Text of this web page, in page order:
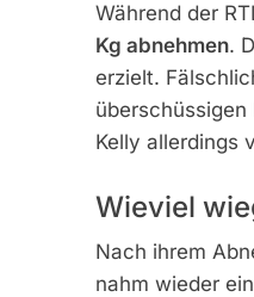
Während der
Kg abnehmen.
erzielt.
Kelly allerdings
Wieviel
Nach ihrem
nahm wieder